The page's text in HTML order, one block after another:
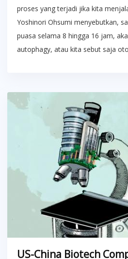
proses yang terjadi jika kita
Yoshinori Ohsumi menyebutkan,
puasa selama 8 hingga 16 jam,
autophagy, atau kita sebut saja
US-China Biotech